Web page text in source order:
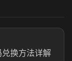
换方法详解